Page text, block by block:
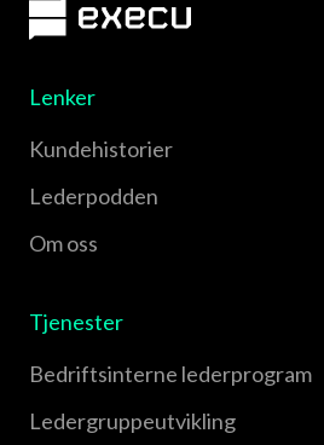
Lenker
Kundehistorier
Lederpodden
Om oss
Tjenester
Bedriftsinterne lederprogram
Leder­gruppe­utvikling